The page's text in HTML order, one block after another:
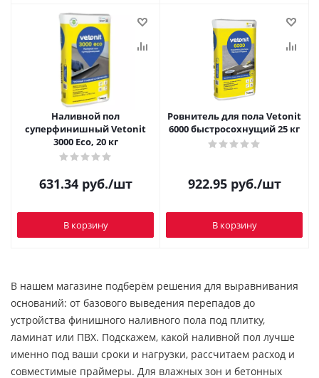
Наливной пол
суперфинишный Vetonit
3000 Eco, 20 кг
631.34руб./шт
В корзину
Ровнитель для пола Vetonit
6000 быстросохнущий 25 кг
922.95руб./шт
В корзину
В нашем магазине подберём решения для выравнивания
оснований: от базового выведения перепадов до
устройства финишного наливного пола под плитку,
ламинат или ПВХ. Подскажем, какой наливной пол лучше
именно под ваши сроки и нагрузки, рассчитаем расход и
совместимые праймеры. Для влажных зон и бетонных